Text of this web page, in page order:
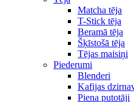
Matcha tēja
T-Stick tēja
Beramā tēja
Šķīstošā tēja
Tējas maisiņi
Piederumi
Blenderi
Kafijas
Piena putotāji